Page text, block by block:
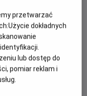
mu wierni
i przebojowa
opowieść o rodzinie,
przetwarzać
Użycie dokładnych
lub dostęp do
pomiar reklam i